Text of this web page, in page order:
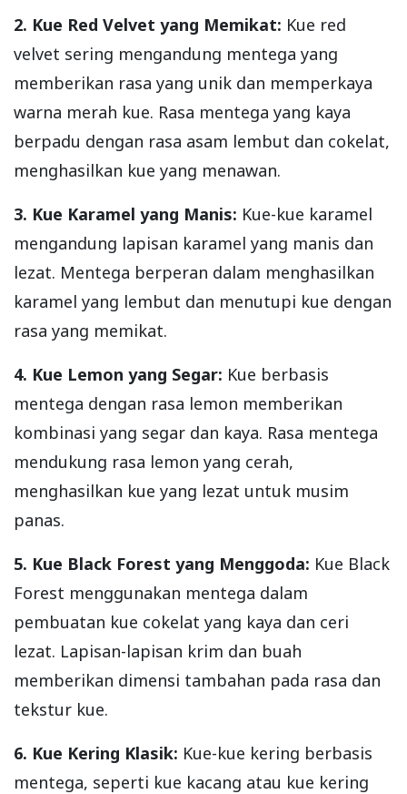
2. Kue Red Velvet yang Memikat: Kue red
velvet sering mengandung mentega yang
memberikan rasa yang unik dan memperkaya
warna merah kue. Rasa mentega yang kaya
berpadu dengan rasa asam lembut dan cokelat,
menghasilkan kue yang menawan.
3. Kue Karamel yang Manis: Kue-kue karamel
mengandung lapisan karamel yang manis dan
lezat. Mentega berperan dalam menghasilkan
karamel yang lembut dan menutupi kue dengan
rasa yang memikat.
4. Kue Lemon yang Segar: Kue berbasis
mentega dengan rasa lemon memberikan
kombinasi yang segar dan kaya. Rasa mentega
mendukung rasa lemon yang cerah,
menghasilkan kue yang lezat untuk musim
panas.
5. Kue Black Forest yang Menggoda: Kue Black
Forest menggunakan mentega dalam
pembuatan kue cokelat yang kaya dan ceri
lezat. Lapisan-lapisan krim dan buah
memberikan dimensi tambahan pada rasa dan
tekstur kue.
6. Kue Kering Klasik: Kue-kue kering berbasis
mentega, seperti kue kacang atau kue kering